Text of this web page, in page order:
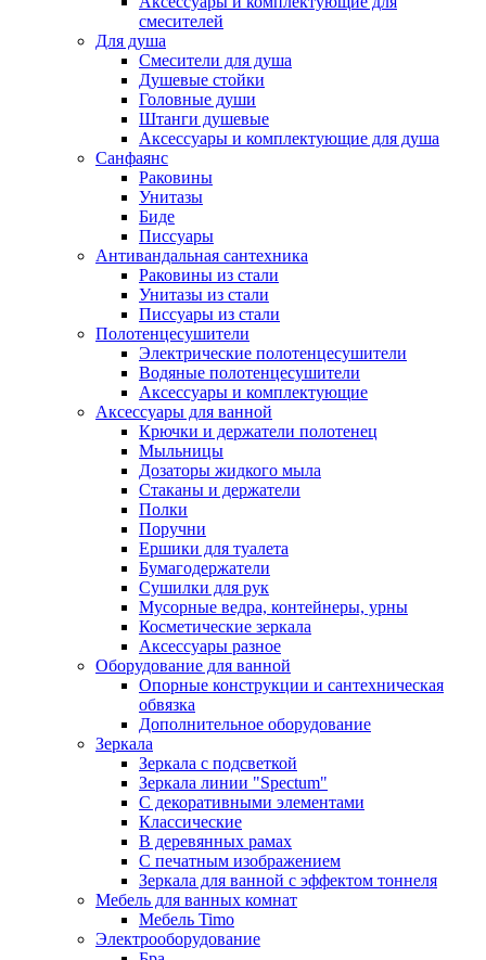
смесителей
Для душа
Смесители для душа
Душевые стойки
Головные души
Штанги душевые
Аксессуары и комплектующие для душа
Санфаянс
Раковины
Унитазы
Биде
Писсуары
Антивандальная сантехника
Раковины из стали
Унитазы из стали
Писсуары из стали
Полотенцесушители
Электрические полотенцесушители
Водяные полотенцесушители
Аксессуары и комплектующие
Аксессуары для ванной
Крючки и держатели полотенец
Мыльницы
Дозаторы жидкого мыла
Стаканы и держатели
Полки
Поручни
Ершики для туалета
Бумагодержатели
Сушилки для рук
Мусорные ведра, контейнеры, урны
Косметические зеркала
Аксессуары разное
Оборудование для ванной
Опорные конструкции и сантехническая
обвязка
Дополнительное оборудование
Зеркала
Зеркала с подсветкой
Зеркала линии "Spectum"
С декоративными элементами
Классические
В деревянных рамах
С печатным изображением
Зеркала для ванной с эффектом тоннеля
Мебель для ванных комнат
Мебель Timo
Электрооборудование